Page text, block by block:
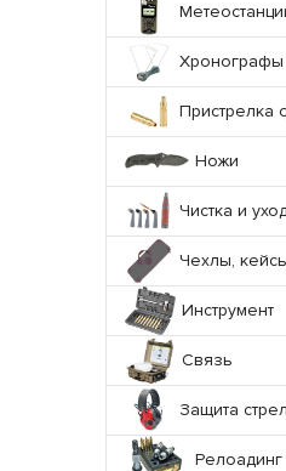
Хронографы
Пристрелка
Ножи
Чистка и
Чехлы,
Инструмент
Связь
Защита
Релоадинг